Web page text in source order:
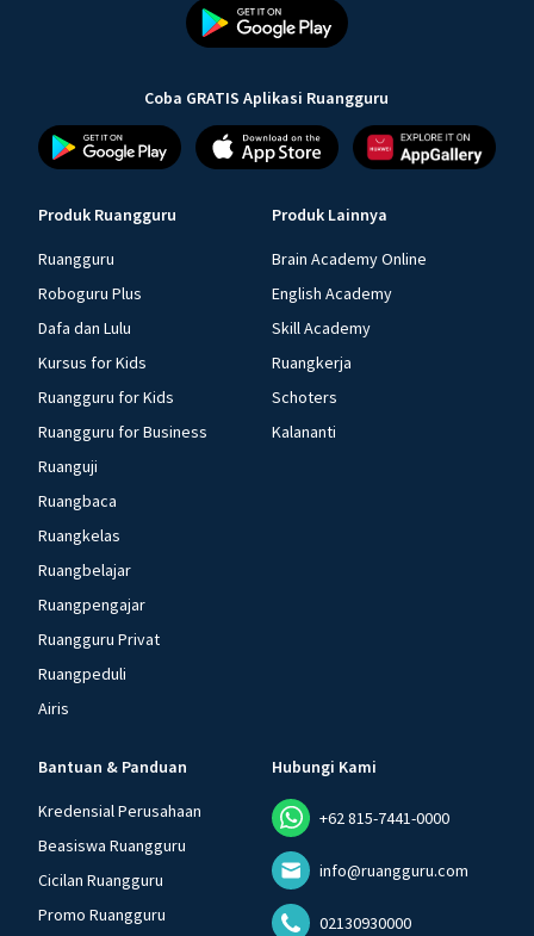
Coba GRATIS Aplikasi Ruangguru
Produk Ruangguru
Ruangguru
Roboguru Plus
Dafa dan Lulu
Kursus for Kids
Ruangguru for Kids
Ruangguru for Business
Ruanguji
Ruangbaca
Ruangkelas
Ruangbelajar
Ruangpengajar
Ruangguru Privat
Ruangpeduli
Airis
Produk Lainnya
Brain Academy Online
English Academy
Skill Academy
Ruangkerja
Schoters
Kalananti
Bantuan & Panduan
Kredensial Perusahaan
Beasiswa Ruangguru
Cicilan Ruangguru
Promo Ruangguru
Hubungi Kami
+62 815-7441-0000
info@ruangguru.com
02130930000